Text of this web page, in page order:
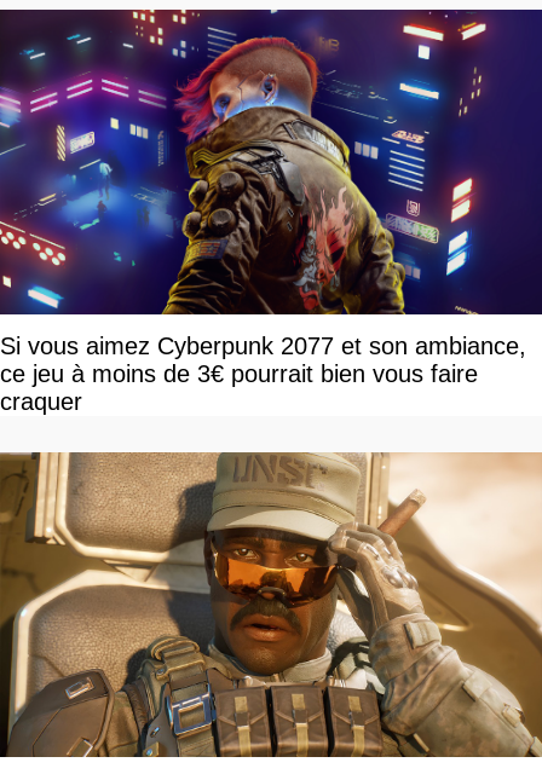
Si vous aimez Cyberpunk 2077 et son ambiance,
ce jeu à moins de 3€ pourrait bien vous faire
craquer